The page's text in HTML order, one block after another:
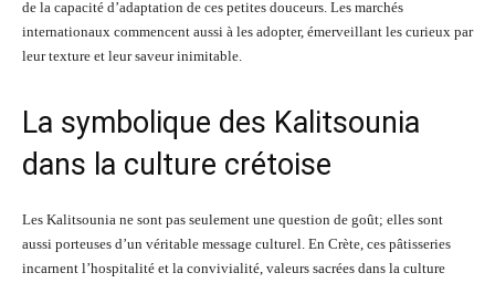
de la capacité d’adaptation de ces petites douceurs. Les marchés
internationaux commencent aussi à les adopter, émerveillant les curieux par
leur texture et leur saveur inimitable.
La symbolique des Kalitsounia
dans la culture crétoise
Les Kalitsounia ne sont pas seulement une question de goût; elles sont
aussi porteuses d’un véritable message culturel. En Crète, ces pâtisseries
incarnent l’hospitalité et la convivialité, valeurs sacrées dans la culture